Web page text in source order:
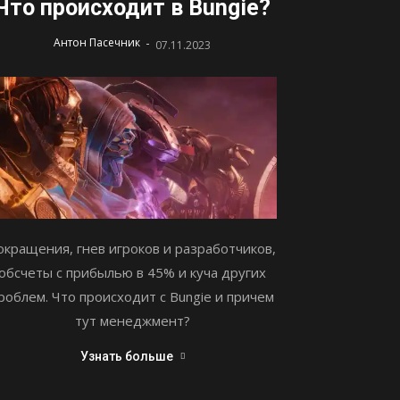
происходит в Bungie?
Антон Пасечник - 07.11.2023
гнев игроков и разработчиков,
с прибылью в 45% и куча других
Что происходит с Bungie и причем
тут менеджмент?
Узнать больше